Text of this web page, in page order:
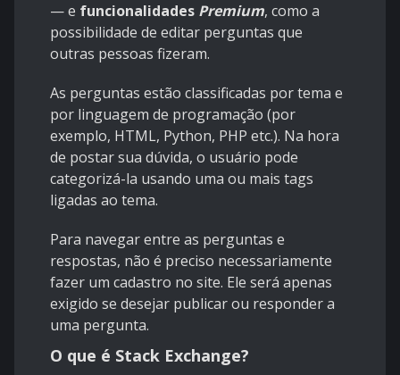
— e funcionalidades Premium, como a
possibilidade de editar perguntas que
outras pessoas fizeram.
As perguntas estão classificadas por tema e
por linguagem de programação (por
exemplo, HTML, Python, PHP etc.). Na hora
de postar sua dúvida, o usuário pode
categorizá-la usando uma ou mais tags
ligadas ao tema.
Para navegar entre as perguntas e
respostas, não é preciso necessariamente
fazer um cadastro no site. Ele será apenas
exigido se desejar publicar ou responder a
uma pergunta.
O que é Stack Exchange?